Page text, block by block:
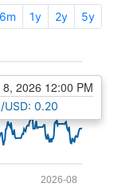
6m 1y 2y 5y
2026-08
8, 2026 12:00 PM
USD: 0.20